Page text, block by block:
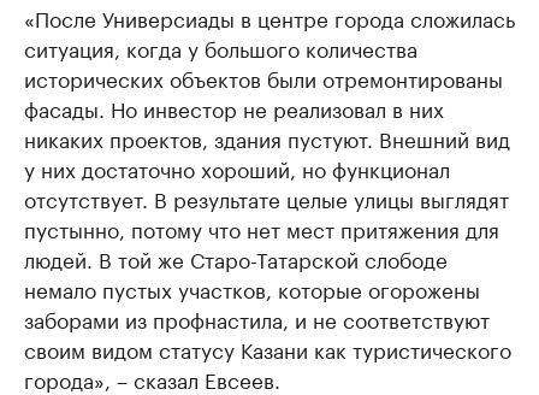
«После Универсиады в центре города сложилась
ситуация, когда у большого количества
исторических объектов были отремонтированы
фасады. Но инвестор не реализовал в них
никаких проектов, здания пустуют. Внешний вид
у них достаточно хороший, но функционал
отсутствует. В результате целые улицы выглядят
пустынно, потому что нет мест притяжения для
людей. В той же Старо-Татарской слободе
немало пустых участков, которые огорожены
заборами из профнастила, и не соответствуют
своим видом статусу Казани как туристического
города», – сказал Евсеев.